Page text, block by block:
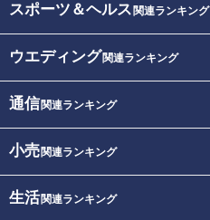
スポーツ＆ヘルス 関連ランキング
ウエディング関連ランキング
通信関連ランキング
小売関連ランキング
生活関連ランキング